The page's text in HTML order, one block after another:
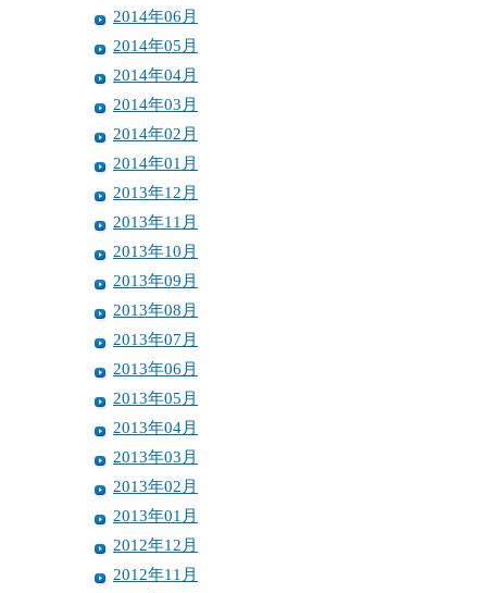
2014年06月
2014年05月
2014年04月
2014年03月
2014年02月
2014年01月
2013年12月
2013年11月
2013年10月
2013年09月
2013年08月
2013年07月
2013年06月
2013年05月
2013年04月
2013年03月
2013年02月
2013年01月
2012年12月
2012年11月